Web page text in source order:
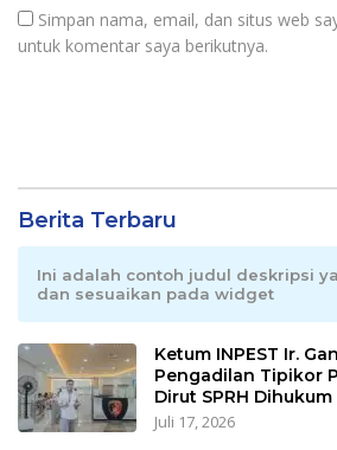
Simpan nama, email, dan situs web
untuk komentar saya berikutnya.
Berita Terbaru
Ini adalah contoh judul deskripsi
dan sesuaikan pada widget
Ketum INPEST Ir.
Pengadilan Tipikor
Dirut SPRH Dihukum
Juli 17, 2026